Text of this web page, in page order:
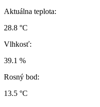
Aktuálna teplota:
28.8 °C
Vlhkosť:
39.1 %
Rosný bod:
13.5 °C